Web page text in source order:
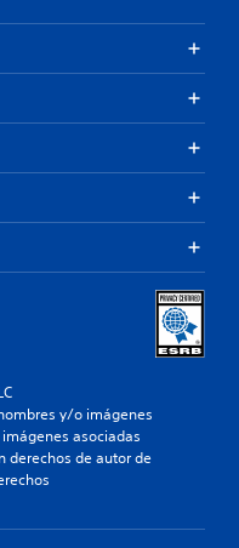
y/o imágenes
asociadas
derechos de autor de